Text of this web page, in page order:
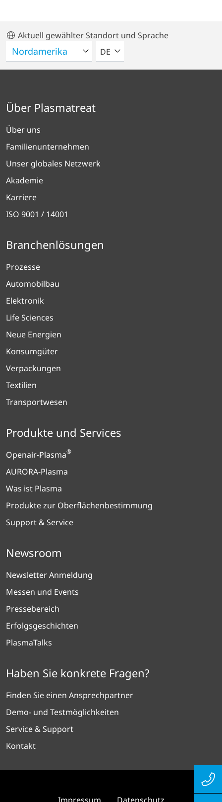
Aktuell gewählter Standort und Sprache
BITTE WÄHLEN SIE EINE
DE
Über Plasmatreat
Über uns
Familienunternehmen
Unser globales Netzwerk
Akademie
Karriere
ISO 9001 / 14001
Branchenlösungen
Prozesse
Automobilbau
Elektronik
Life Sciences
Neue Energien
Konsumgüter
Verpackungen
Textilien
Transportwesen
Produkte und Services
Openair-Plasma®
AURORA-Plasma
Was ist Plasma
Produkte zur Oberflächenbestimmung
Support & Service
Newsroom
Newsletter Anmeldung
Messen und Events
Pressebereich
Erfolgsgeschichten
PlasmaTalks
Haben Sie konkrete Fragen?
Finden Sie einen Ansprechpartner
Demo- und Testmöglichkeiten
Service & Support
Kontakt